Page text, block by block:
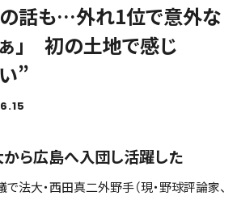
話も…外れ1位で意外な
」 初の土地で感じ
”
ら広島へ入団し活躍した
法大・西田真二外野手（現・野球評論家、